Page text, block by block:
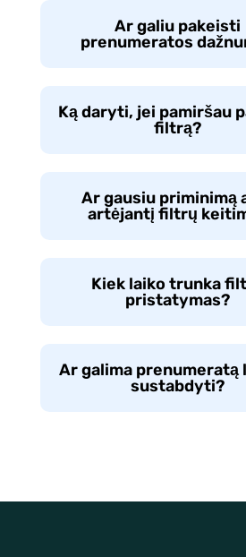
Ar galiu pakeisti
prenumeratos
Ką daryti, jei pamiršau
filtrą?
Ar gausiu priminimą
artėjantį filtrų
Kiek laiko trunka
pristatymas?
Ar galima prenumeratą
sustabdyti?